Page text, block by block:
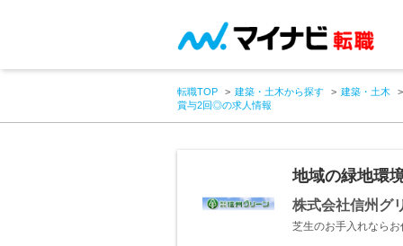
転職TOP 建築・土木から探す
建築・土木
賞与2回◎の求人情報
地域の緑地環
株式会社信州グ
芝生のお手入れなら